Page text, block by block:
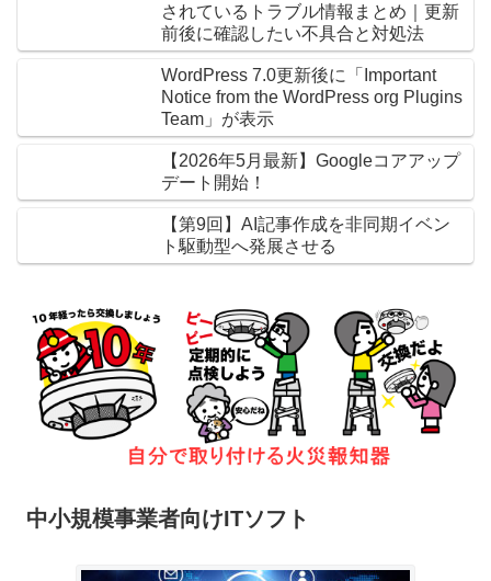
されているトラブル情報まとめ｜更新
前後に確認したい不具合と対処法
WordPress 7.0更新後に「Important
Notice from the WordPress org Plugins
Team」が表示
【2026年5月最新】Googleコアアップ
デート開始！
【第9回】AI記事作成を非同期イベン
ト駆動型へ発展させる
中小規模事業者向けITソフト